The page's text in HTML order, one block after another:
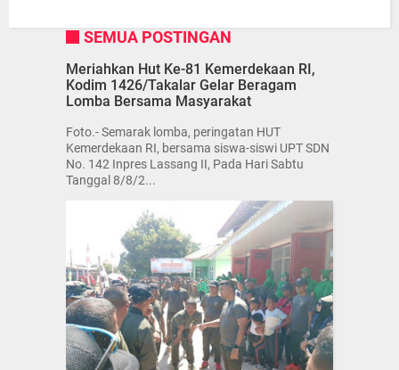
SEMUA POSTINGAN
Meriahkan Hut Ke-81 Kemerdekaan RI,
Kodim 1426/Takalar Gelar Beragam
Lomba Bersama Masyarakat
Foto.- Semarak lomba, peringatan HUT
Kemerdekaan RI, bersama siswa-siswi UPT SDN
No. 142 Inpres Lassang II, Pada Hari Sabtu
Tanggal 8/8/2...